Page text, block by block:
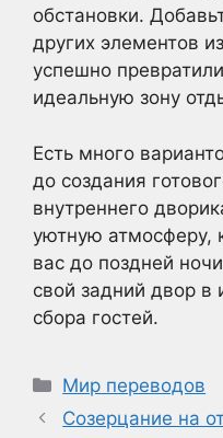
обстановки.
других элементов
успешно
идеальную зону
Есть много
до создания
внутреннего
уютную атмосферу,
вас до поздней
свой задний двор в
сбора гостей.
Рубрики
Мир переводов
Созерцание на